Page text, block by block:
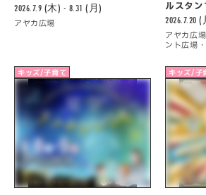
2026.7.9 (木) - 8.31 (月)
アヤカ広場
ルスタン
2026.7.20
アヤカ広
ント広場
キッズ/子育て キッズ/子